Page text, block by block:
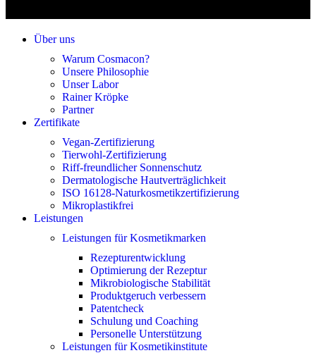
Über uns
Warum Cosmacon?
Unsere Philosophie
Unser Labor
Rainer Kröpke
Partner
Zertifikate
Vegan-Zertifizierung
Tierwohl-Zertifizierung
Riff-freundlicher Sonnenschutz
Dermatologische Hautverträglichkeit
ISO 16128-Naturkosmetikzertifizierung
Mikroplastikfrei
Leistungen
Leistungen für Kosmetikmarken
Rezepturentwicklung
Optimierung der Rezeptur
Mikrobiologische Stabilität
Produktgeruch verbessern
Patentcheck
Schulung und Coaching
Personelle Unterstützung
Leistungen für Kosmetikinstitute